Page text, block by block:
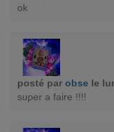
ok
posté par obse le
super a faire !!!!